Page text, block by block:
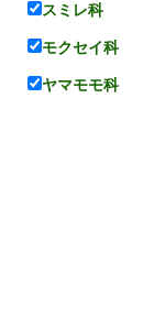
ウイキョウ属の一種(Carum
コリアンダー
スミレ科
モクセイ科
ヤマモモ科